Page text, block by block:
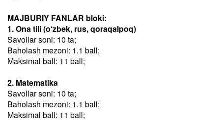
MAJBURIY FANLAR bloki:
1. Ona tili (o‘zbek, rus, qoraqalpoq)
Savollar soni: 10 ta;
Baholash mezoni: 1.1 ball;
Maksimal ball: 11 ball;
2. Matematika
Savollar soni: 10 ta;
Baholash mezoni: 1.1 ball;
Maksimal ball: 11 ball;